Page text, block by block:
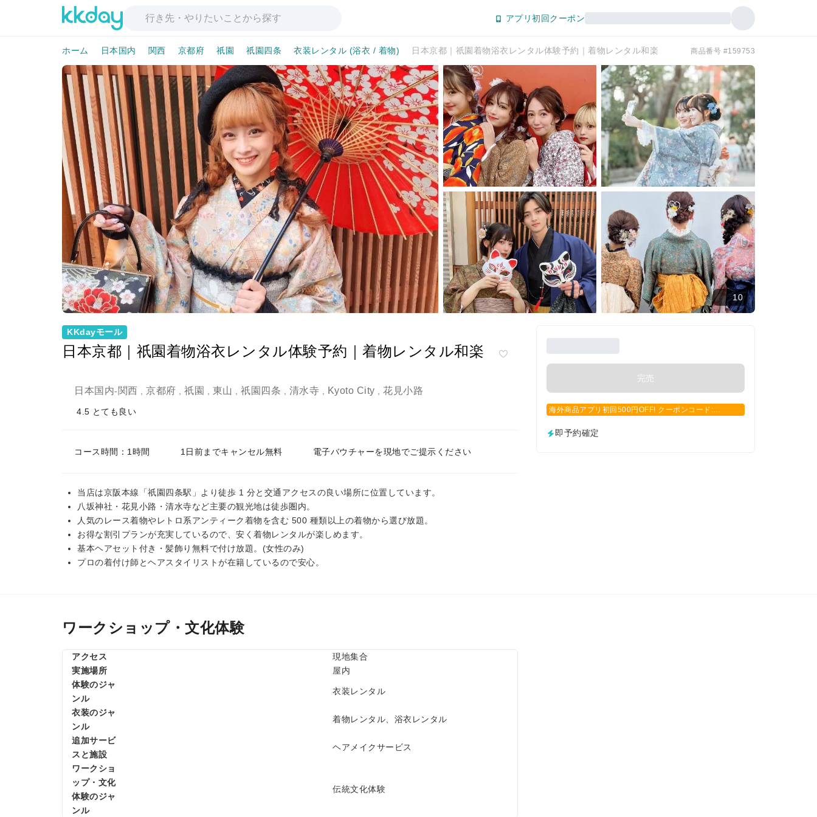
アプリ初回クーポン
ホーム 日本国内 関西 京都府 祇園 祇園四条 衣装レンタル (浴衣 / 着物) 日本京都｜祇園着物浴衣レンタル体験予約｜着物レンタル和楽 商品番号 #159753
10
KKdayモール
日本京都｜祇園着物浴衣レンタル体験予約｜着物レンタル和楽
日本国内-関西 京都府 祇園 東山 祇園四条 清水寺 Kyoto City 花見小路
4.5 とても良い
コース時間：1時間 1日前までキャンセル無料 電子バウチャーを現地でご提示ください
当店は京阪本線「祇園四条駅」より徒歩 1 分と交通アクセスの良い場所に位置しています。
八坂神社・花見小路・清水寺など主要の観光地は徒歩圏内。
人気のレース着物やレトロ系アンティーク着物を含む 500 種類以上の着物から選び放題。
お得な割引プランが充実しているので、安く着物レンタルが楽しめます。
基本ヘアセット付き・髪飾り無料で付け放題。(女性のみ)
プロの着付け師とヘアスタイリストが在籍しているので安心。
完売
海外商品アプリ初回500円OFF! クーポンコード:
即予約確定
ワークショップ・文化体験
アクセス
現地集合
実施場所
屋内
体験のジャ
ンル
衣装レンタル
衣装のジャ
ンル
着物レンタル、浴衣レンタル
追加サービ
スと施設
ヘアメイクサービス
ワークショ
ップ・文化
体験のジャ
ンル
伝統文化体験